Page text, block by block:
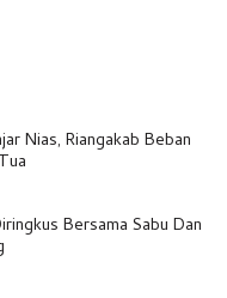
Nias, Riangakab Beban
Bersama Sabu Dan